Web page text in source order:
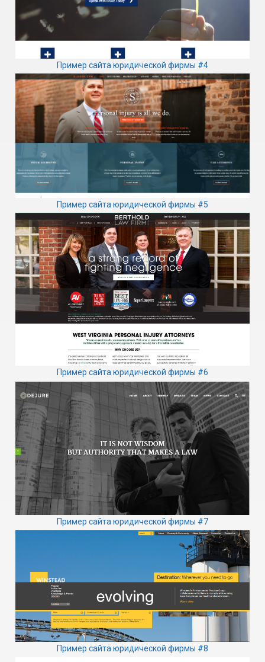
Пример сайта юридической фирмы #4
Пример сайта юридической фирмы #5
Пример сайта юридической фирмы #6
Пример сайта юридической фирмы #7
Пример сайта юридической фирмы #8